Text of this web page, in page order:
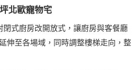
北歐寵物宅
閉式廚房改開放式，讓廚房與客餐廳
伸至各場域，同時調整樓梯走向，整